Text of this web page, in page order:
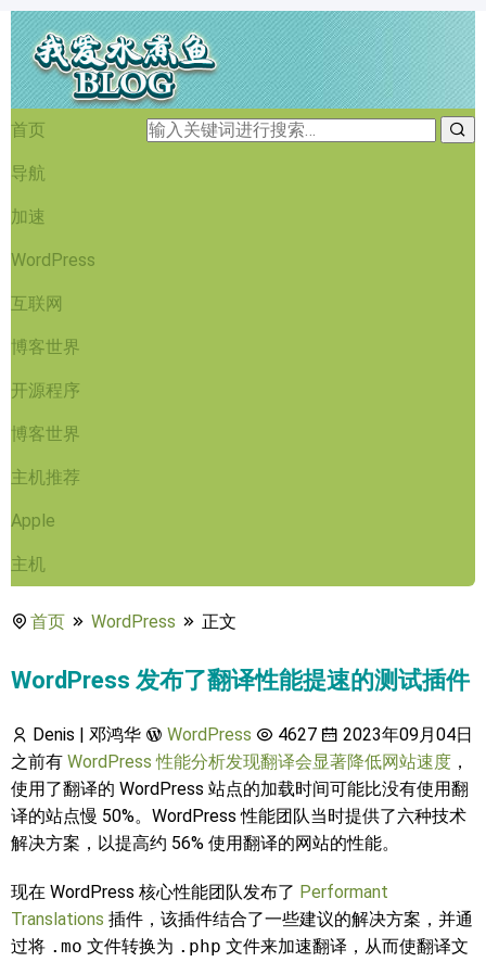
首页
导航
加速
WordPress
互联网
博客世界
开源程序
博客世界
主机推荐
Apple
主机
首页 WordPress 正文
WordPress 发布了翻译性能提速的测试插件
Denis | 邓鸿华 WordPress 4627
2023年09月04日
之前有 WordPress 性能分析发现翻译会显著降低网站速度 ，
使用了翻译的 WordPress 站点的加载时间可能比没有使用翻
译的站点慢 50%。WordPress 性能团队当时提供了六种技术
解决方案，以提高约 56% 使用翻译的网站的性能。
现在 WordPress 核心性能团队发布了 Performant
Translations 插件，该插件结合了一些建议的解决方案，并通
过将 .mo 文件转换为 .php 文件来加速翻译，从而使翻译文